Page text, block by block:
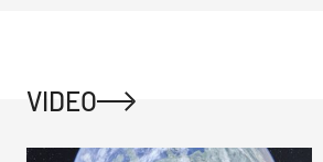
VIDEO